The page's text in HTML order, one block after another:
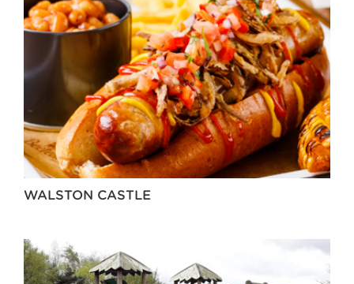
WALSTON CASTLE